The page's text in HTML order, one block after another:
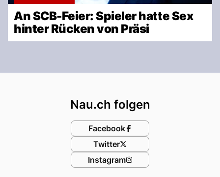
An SCB-Feier: Spieler hatte Sex
hinter Rücken von Präsi
Nau.ch folgen
Facebook
Twitter
Instagram